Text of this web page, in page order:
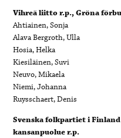
Vihreä liitto r.p., Gröna
Ahtiainen, Sonja
Alava Bergroth, Ulla
Hosia, Helka
Kiesiläinen, Suvi
Neuvo, Mikaela
Niemi, Johanna
Ruysschaert, Denis
Svenska folkpartiet i
kansanpuolue r.p.